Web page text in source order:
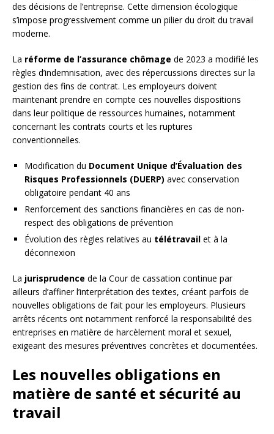
des décisions de l’entreprise. Cette dimension écologique
s’impose progressivement comme un pilier du droit du travail
moderne.
La réforme de l’assurance chômage de 2023 a modifié les
règles d’indemnisation, avec des répercussions directes sur la
gestion des fins de contrat. Les employeurs doivent
maintenant prendre en compte ces nouvelles dispositions
dans leur politique de ressources humaines, notamment
concernant les contrats courts et les ruptures
conventionnelles.
Modification du Document Unique d’Évaluation des
Risques Professionnels (DUERP) avec conservation
obligatoire pendant 40 ans
Renforcement des sanctions financières en cas de non-
respect des obligations de prévention
Évolution des règles relatives au télétravail et à la
déconnexion
La jurisprudence de la Cour de cassation continue par
ailleurs d’affiner l’interprétation des textes, créant parfois de
nouvelles obligations de fait pour les employeurs. Plusieurs
arrêts récents ont notamment renforcé la responsabilité des
entreprises en matière de harcèlement moral et sexuel,
exigeant des mesures préventives concrètes et documentées.
Les nouvelles obligations en
matière de santé et sécurité au
travail